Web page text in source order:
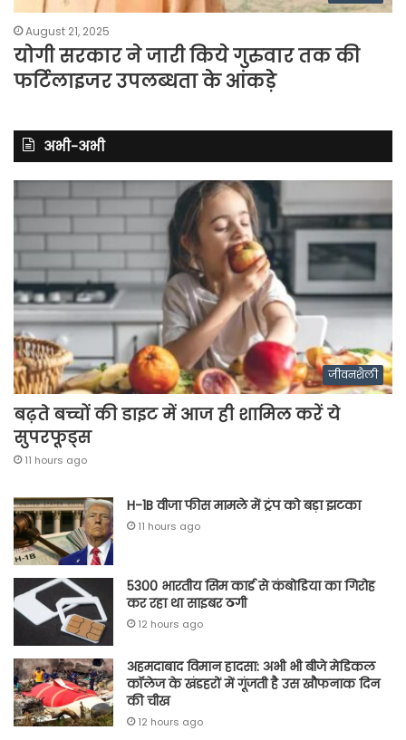
August 21, 2025
योगी सरकार ने जारी किये गुरुवार तक की
फर्टिलाइजर उपलब्धता के आंकड़े
अभी-अभी
जीवनशैली
बढ़ते बच्चों की डाइट में आज ही शामिल करें ये
सुपरफूड्स
11 hours ago
H-1B वीजा फीस मामले में ट्रंप को बड़ा झटका
11 hours ago
5300 भारतीय सिम कार्ड से कंबोडिया का गिरोह
कर रहा था साइबर ठगी
12 hours ago
अहमदाबाद विमान हादसा: अभी भी बीजे मेडिकल
कॉलेज के खंडहरों में गूंजती है उस खौफनाक दिन
की चीख
12 hours ago